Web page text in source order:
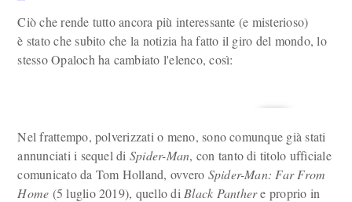
Ciò che rende tutto ancora più interessante (e misterioso)
è stato che subito che la notizia ha fatto il giro del mondo, lo
stesso Opaloch ha cambiato l'elenco, così:
Nel frattempo, polverizzati o meno, sono comunque già stati
annunciati i sequel di Spider-Man, con tanto di titolo ufficiale
comunicato da Tom Holland, ovvero Spider-Man: Far From
Home (5 luglio 2019), quello di Black Panthere proprio in